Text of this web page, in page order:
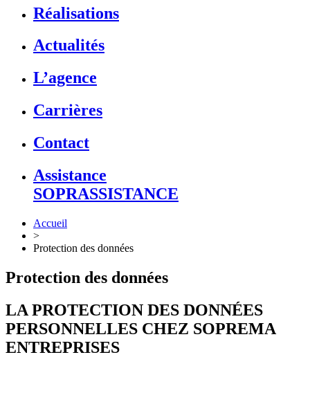
Réalisations
Actualités
L’agence
Carrières
Contact
Assistance
SOPRASSISTANCE
Accueil
>
Protection des données
Protection des données
LA PROTECTION DES DONNÉES
PERSONNELLES CHEZ SOPREMA
ENTREPRISES